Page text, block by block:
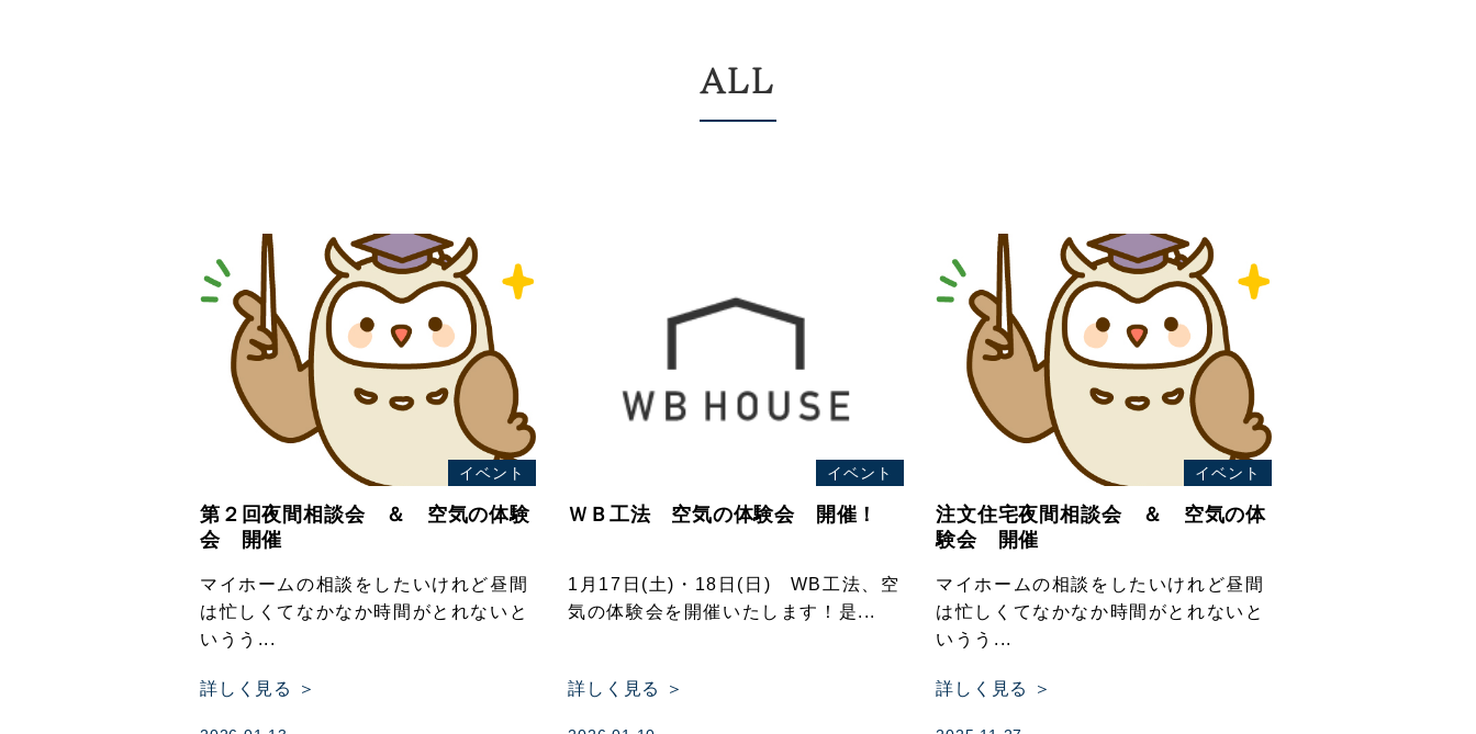
ALL
イベント
第２回夜間相談会 ＆ 空気の体験
会 開催
マイホームの相談をしたいけれど昼間
は忙しくてなかなか時間がとれないと
いうう...
詳しく見る ＞
イベント
ＷＢ工法 空気の体験会 開催！
1月17日(土)・18日(日) WB工法、空
気の体験会を開催いたします！是...
詳しく見る ＞
イベント
注文住宅夜間相談会 ＆ 空気の体
験会 開催
マイホームの相談をしたいけれど昼間
は忙しくてなかなか時間がとれないと
いうう...
詳しく見る ＞